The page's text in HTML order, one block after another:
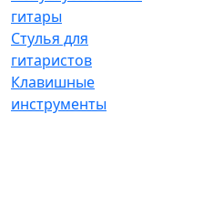
гитары
Стулья для
гитаристов
Клавишные
инструменты